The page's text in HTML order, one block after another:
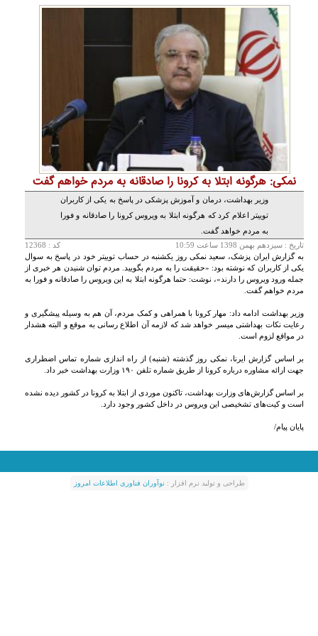
نمکی: هرگونه ابتلا به کرونا را صادقانه به مردم خواهم گفت
وزیر بهداشت، درمان و آموزش پزشکی در پاسخ به یکی از کاربران
توییتر اعلام کرد که هرگونه ابتلا به ویروس کرونا را صادقانه و فورا
به مردم خواهد گفت.
تاريخ : سيزدهم بهمن 1398 ساعت 10:59
کد : 12368
به گزارش ایران پزشک، سعید نمکی روز یکشنبه در حساب توییتر خود در پاسخ به سوال
یکی از کاربران که نوشته بود: «حقیقت را به مردم بگویید. مردم توان شنیدن هر خبری از
جمله ورود ویروس را دارند»، نوشت: حتما هرگونه ابتلا به این ویروس را صادقانه و فورا به
مردم خواهم گفت.
وزیر بهداشت ادامه داد: مهار کرونا با همراهی و کمک مردم، آن هم به وسیله پیشگیری و
رعایت نکات بهداشتی میسر خواهد شد که لازمه آن اطلاع رسانی به موقع و البته هشدار
در مواقع لزوم است.
بر اساس گزارش ایرنا، نمکی روز گذشته (شنبه) از راه اندازی شماره تماس اضطراری
جهت ارائه مشاوره درباره کرونا از طریق شماره تلفن ۱۹۰ وزارت بهداشت خبر داد.
بر اساس گزارش‌های وزارت بهداشت، تاکنون موردی از ابتلا به کرونا در کشور دیده نشده
است و کیت‌های تشخیصی این ویروس در داخل کشور وجود دارد.
پایان پیام/
طراحی و توليد نرم افزار : نوآوران فناوری اطلاعات امروز